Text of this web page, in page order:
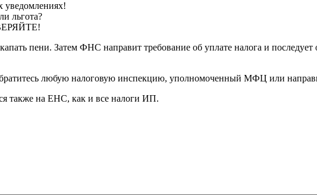
уведомлениях!
льгота?
пени. Затем ФНС направит требование об уплате налога и последует
любую налоговую инспекцию, уполномоченный МФЦ или
также на ЕНС, как и все налоги ИП.